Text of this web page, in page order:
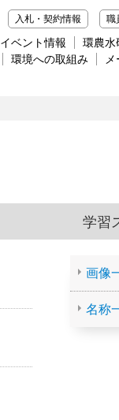
入札・契約情報 職
イベント情報 環農水
環境への取組み
学習
画像
名称